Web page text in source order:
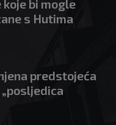
koje bi mogle
s Hutima
predstojeća